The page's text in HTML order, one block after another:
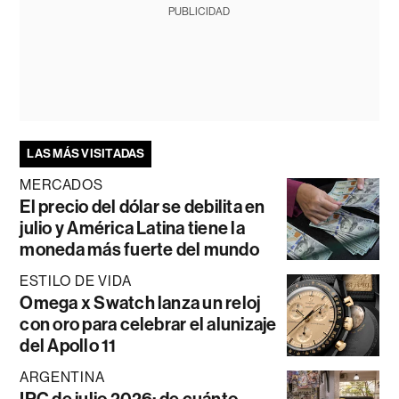
PUBLICIDAD
LAS MÁS VISITADAS
MERCADOS
El precio del dólar se debilita en
julio y América Latina tiene la
moneda más fuerte del mundo
ESTILO DE VIDA
Omega x Swatch lanza un reloj
con oro para celebrar el alunizaje
del Apollo 11
ARGENTINA